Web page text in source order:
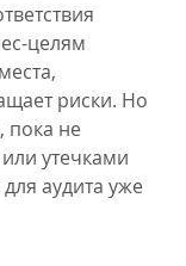
целям
риски. Но
пока не
утечками
аудита уже